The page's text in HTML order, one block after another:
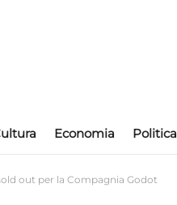
Economia Politica
out per la Compagnia Godot